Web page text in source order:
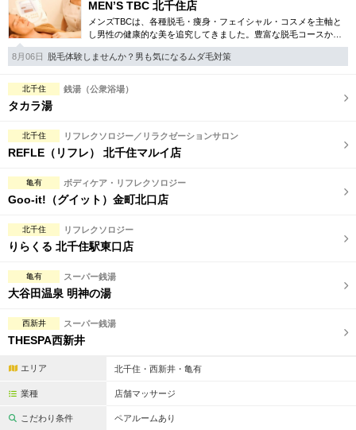
日本人スタッフのみ 女性スタッフのみ
スタッフ指名可 Ｗセラピスト
駅から徒歩5分以内
MEN’S TBC 北千住店
メンズTBCは、各種脱毛・痩身・フェイシャル・コスメを主軸と
し男性の健康的な美を追究してきました。豊富な脱毛コースから
フェイシャル、ダイエット等幅広いメニューを取り揃えていま
す。初回割引コースも多彩。
8月06日 脱毛体験しませんか？男も気になるムダ毛対策
北千住 銭湯（公衆浴場）
タカラ湯
北千住 リフレクソロジー／リラクゼーションサロン
REFLE（リフレ） 北千住マルイ店
亀有 ボディケア・リフレクソロジー
Goo-it!（グイット）金町北口店
北千住 リフレクソロジー
りらくる 北千住駅東口店
亀有 スーパー銭湯
大谷田温泉 明神の湯
西新井 スーパー銭湯
THESPA西新井
エリア 北千住・西新井・亀有
業種 店舗マッサージ
こだわり条件 ペアルームあり